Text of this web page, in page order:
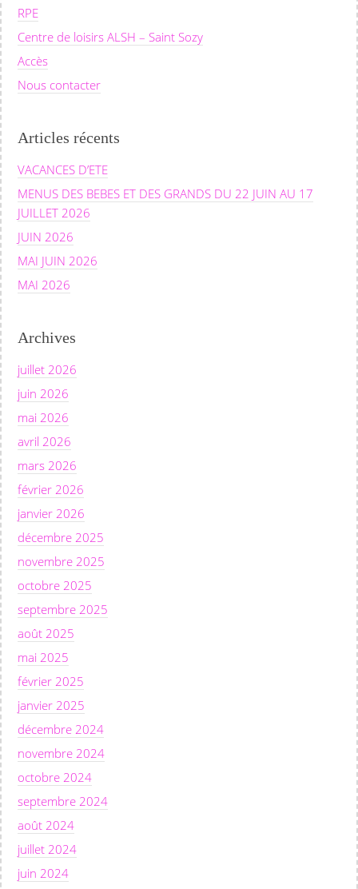
RPE
Centre de loisirs ALSH – Saint Sozy
Accès
Nous contacter
Articles récents
VACANCES D’ETE
MENUS DES BEBES ET DES GRANDS DU 22 JUIN AU 17
JUILLET 2026
JUIN 2026
MAI JUIN 2026
MAI 2026
Archives
juillet 2026
juin 2026
mai 2026
avril 2026
mars 2026
février 2026
janvier 2026
décembre 2025
novembre 2025
octobre 2025
septembre 2025
août 2025
mai 2025
février 2025
janvier 2025
décembre 2024
novembre 2024
octobre 2024
septembre 2024
août 2024
juillet 2024
juin 2024